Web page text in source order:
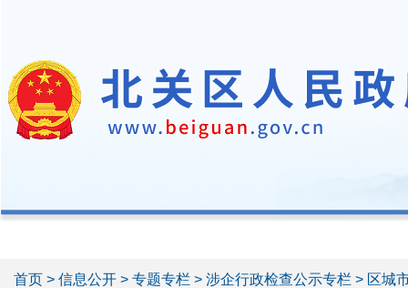
首页 > 信息公开 > 专题专栏 > 涉企行政检查公示专栏 > 区城